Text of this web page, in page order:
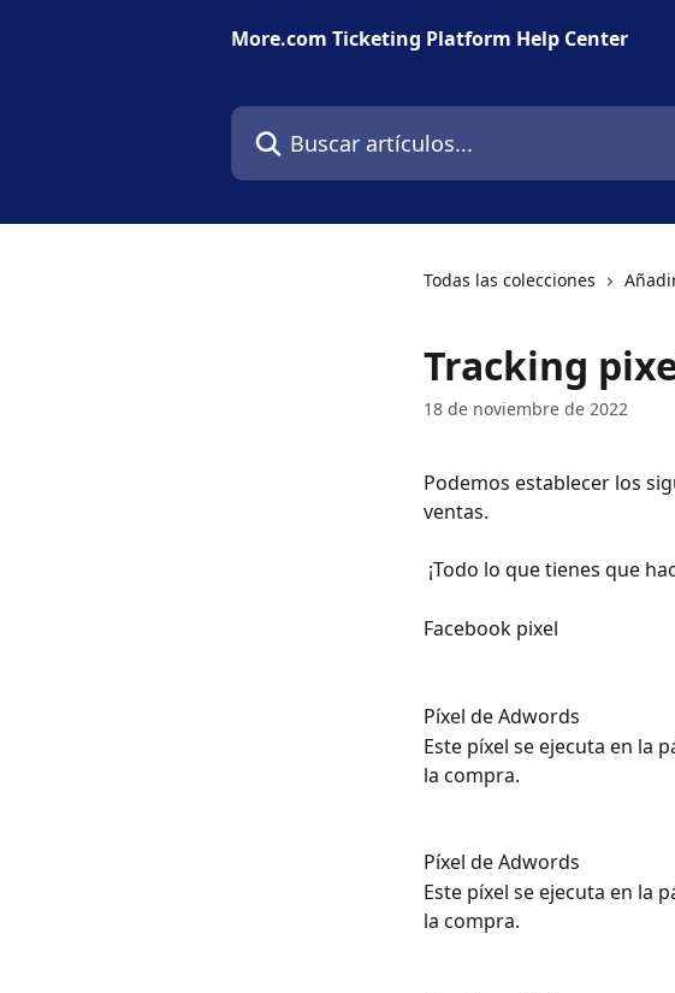
More.com Ticketing Platform Help Center
Buscar artículos...
Todas las colecciones
Tracking
18 de noviembre de 2022
Podemos establecer los
ventas.
¡Todo lo que tienes que
Facebook pixel
Píxel de Adwords
Este píxel se ejecuta en la
la compra.
Píxel de Adwords
Este píxel se ejecuta en la
la compra.